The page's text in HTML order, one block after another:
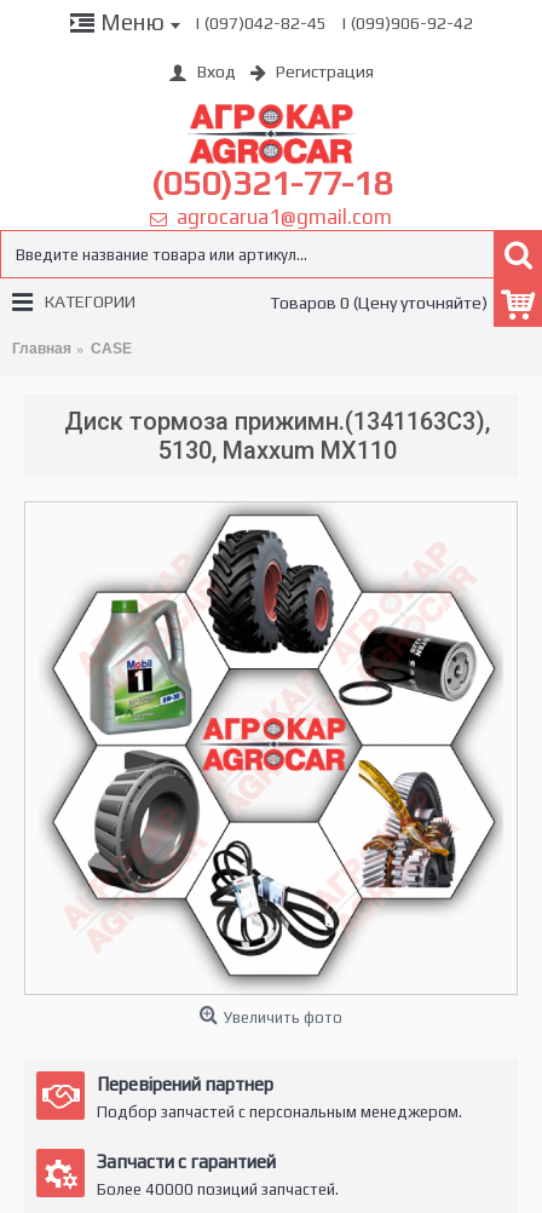
Меню | (097)042-82-45 | (099)906-92-42
Вход Регистрация
(050)321-77-18
agrocarua1@gmail.com
Товаров 0 (Цену уточняйте)
КАТЕГОРИИ
Главная CASE
Диск тормоза прижимн.(1341163C3),
5130, Maxxum MX110
Увеличить фото
Перевірений партнер
Подбор запчастей с персональным менеджером.
Запчасти с гарантией
Более 40000 позиций запчастей.